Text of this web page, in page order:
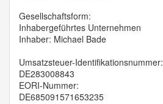
Gesellschaftsform:
Inhabergeführtes Unternehmen
Inhaber: Michael Bade
Umsatzsteuer-Identifikationsnummer:
DE283008843
EORI-Nummer:
DE685091571653235